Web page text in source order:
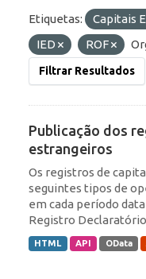
Etiquetas: Capitais
IED
ROF
Filtrar Resultados
Publicação dos
estrangeiros
Os registros de
seguintes tipos de
em cada período
Registro
HTML API OData